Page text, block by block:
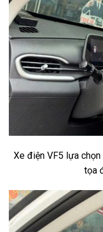
Xe điện VF5 lựa
tọa